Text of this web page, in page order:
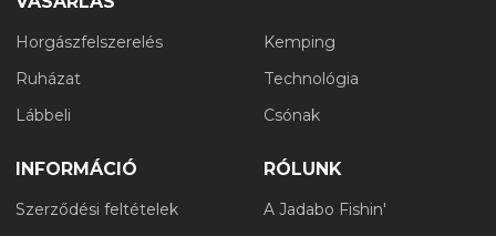
Horgászfelszerelés
Ruházat
Lábbeli
Kemping
Technológia
Csónak
INFORMÁCIÓ
Szerződési feltételek
RÓLUNK
A Jadabo Fishin'